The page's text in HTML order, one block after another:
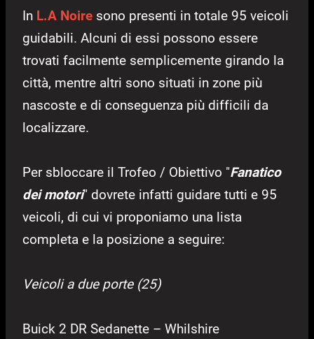
In L.A Noire sono presenti in totale 95 veicoli
guidabili. Alcuni di essi possono essere
trovati facilmente semplicemente girando la
città, mentre altri sono situati in zone più
nascoste e di conseguenza più difficili da
localizzare.
Per sbloccare il Trofeo / Obiettivo "Fanatico
dei motori" dovrete infatti guidare tutti e 95
veicoli, di cui vi proponiamo una lista
completa e la posizione a seguire:
Veicoli a due porte (25)
Buick 2 DR Sedanette – Whilshire